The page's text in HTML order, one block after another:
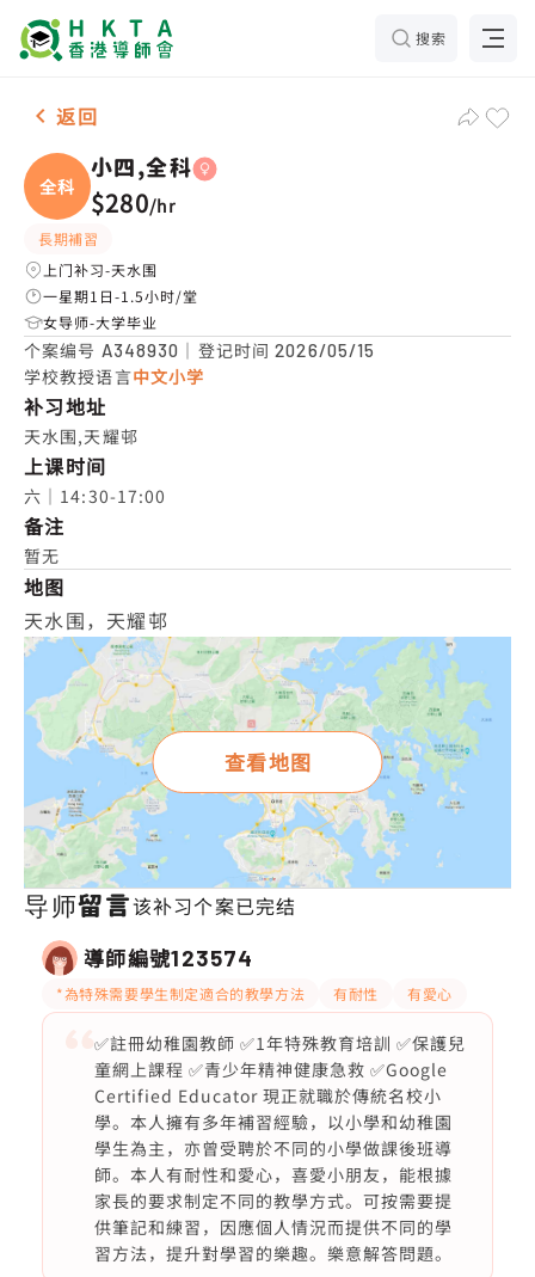
搜索
女-1名 小四,全科，天水围 补习推介
返回
全科
小四,全科
$280/hr
長期補習
上门补习-天水围
一星期1日-1.5小时/堂
女导师-大学毕业
个案编号 A348930 ｜登记时间2026/05/15
学校教授语言中文小学
补习地址
天水围,天耀邨
上课时间
六｜14:30-17:00
备注
暂无
地图
天水围，天耀邨
查看地图
导师留言该补习个案已完结
導師編號123574
*為特殊需要學生制定適合的教學方法 有耐性 有愛心
✅註冊幼稚園教師 ✅1年特殊教育培訓 ✅保護兒
童網上課程 ✅青少年精神健康急救 ✅Google
Certified Educator 現正就職於傳統名校小
學。本人擁有多年補習經驗，以小學和幼稚園
學生為主，亦曾受聘於不同的小學做課後班導
師。本人有耐性和愛心，喜愛小朋友，能根據
家長的要求制定不同的教學方式。可按需要提
供筆記和練習，因應個人情況而提供不同的學
習方法，提升對學習的樂趣。樂意解答問題。